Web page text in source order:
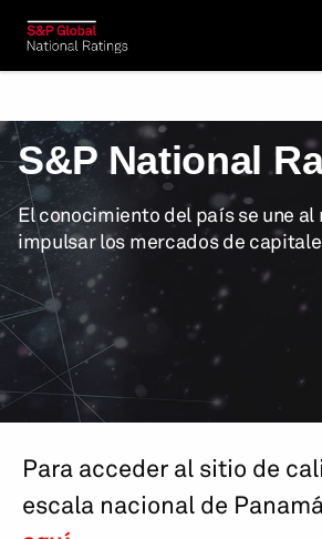
S&P National
El conocimiento del país se une
impulsar los mercados de
Para acceder al sitio de
escala nacional de